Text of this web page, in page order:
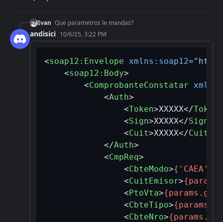
Ivan Que parametros le mandas?
andisici 10/6/25, 3:22 PM
<soap12:Envelope xmlns:soap12=
<soap12:Body>
<ComprobanteConstatar xmlns
<Auth>
<Token>XXXXX</Token
<Sign>XXXXX</Sign
<Cuit>XXXXX</Cuit
</Auth>
<CmpReq>
<CbteModo>{'CAEA'}
<CuitEmisor>
<PtoVta>
<CbteTipo>
<CbteNro>